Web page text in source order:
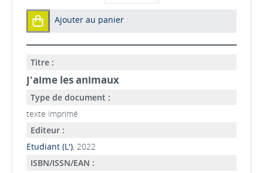
Ajouter au panier
Titre :
J'aime les animaux
Type de document :
texte imprimé
Editeur :
Etudiant (L'), 2022
ISBN/ISSN/EAN :